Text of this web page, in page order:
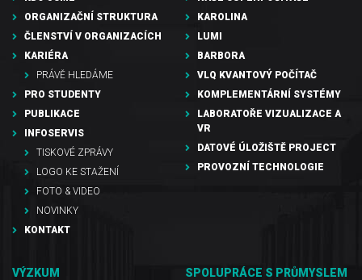
ORGANIZAČNÍ STRUKTURA
ČLENSTVÍ V ORGANIZACÍCH
KARIÉRA
PRÁVĚ HLEDÁME
PRO STUDENTY
PUBLIKACE
INFOSERVIS
TISKOVÉ ZPRÁVY
LOGO KE STAŽENÍ
FOTO & VIDEO
NOVINKY
KONTAKT
KAROLINA
LUMI
BARBORA
VLQ KVANTOVÝ POČÍTAČ
KOMPLEMENTÁRNÍ SYSTÉMY
LABORATOŘE VIZUALIZACE A
VR
DATOVÉ ÚLOŽIŠTĚ PROJECT
PROVOZNÍ TECHNOLOGIE
VÝZKUM SPOLUPRÁCE S PRŮMYSLEM